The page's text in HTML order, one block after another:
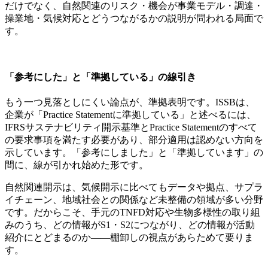
だけでなく、自然関連のリスク・機会が事業モデル・調達・
操業地・気候対応とどうつながるかの説明が問われる局面で
す。
「参考にした」と「準拠している」の線引き
もう一つ見落としにくい論点が、準拠表明です。ISSBは、
企業が「Practice Statementに準拠している」と述べるには、
IFRSサステナビリティ開示基準とPractice Statementのすべて
の要求事項を満たす必要があり、部分適用は認めない方向を
示しています。「参考にしました」と「準拠しています」の
間に、線が引かれ始めた形です。
自然関連開示は、気候開示に比べてもデータや拠点、サプラ
イチェーン、地域社会との関係など未整備の領域が多い分野
です。だからこそ、手元のTNFD対応や生物多様性の取り組
みのうち、どの情報がS1・S2につながり、どの情報が活動
紹介にとどまるのか――棚卸しの視点があらためて要りま
す。